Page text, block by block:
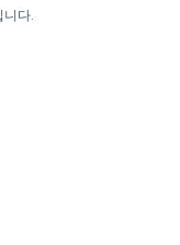
다.